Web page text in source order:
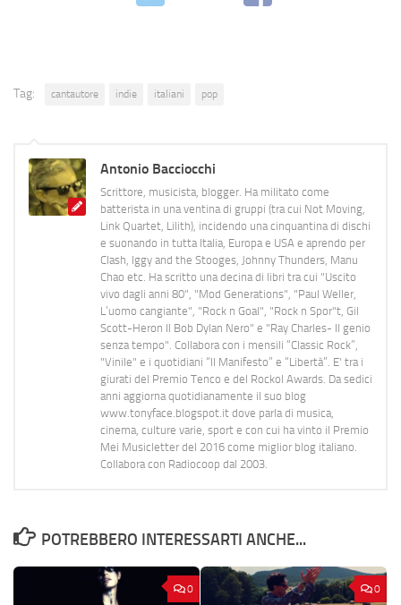
Tag: cantautore indie italiani pop
Antonio Bacciocchi
Scrittore, musicista, blogger. Ha militato come
batterista in una ventina di gruppi (tra cui Not Moving,
Link Quartet, Lilith), incidendo una cinquantina di dischi
e suonando in tutta Italia, Europa e USA e aprendo per
Clash, Iggy and the Stooges, Johnny Thunders, Manu
Chao etc. Ha scritto una decina di libri tra cui "Uscito
vivo dagli anni 80", "Mod Generations", "Paul Weller,
L’uomo cangiante", "Rock n Goal", "Rock n Spor"t, Gil
Scott-Heron Il Bob Dylan Nero" e "Ray Charles- Il genio
senza tempo". Collabora con i mensili “Classic Rock”,
"Vinile" e i quotidiani “Il Manifesto” e “Libertà”. E' tra i
giurati del Premio Tenco e del Rockol Awards. Da sedici
anni aggiorna quotidianamente il suo blog
www.tonyface.blogspot.it dove parla di musica,
cinema, culture varie, sport e con cui ha vinto il Premio
Mei Musicletter del 2016 come miglior blog italiano.
Collabora con Radiocoop dal 2003.
POTREBBERO INTERESSARTI ANCHE...
0 0